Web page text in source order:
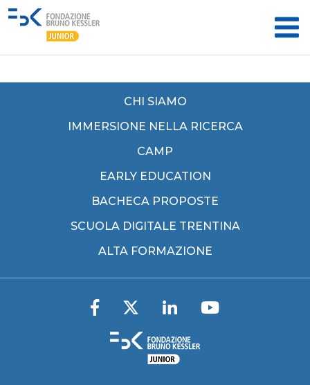
CHI SIAMO
IMMERSIONE NELLA RICERCA
CAMP
EARLY EDUCATION
BACHECA PROPOSTE
SCUOLA DIGITALE TRENTINA
ALTA FORMAZIONE